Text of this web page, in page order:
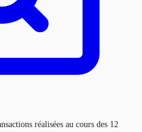
réalisées au cours des 12